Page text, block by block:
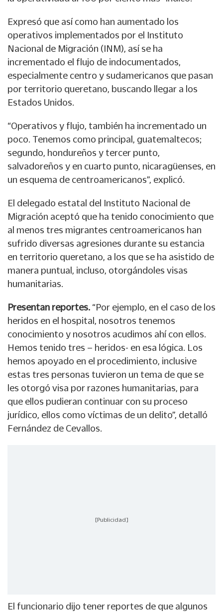
Expresó que así como han aumentado los
operativos implementados por el Instituto
Nacional de Migración (INM), así se ha
incrementado el flujo de indocumentados,
especialmente centro y sudamericanos que pasan
por territorio queretano, buscando llegar a los
Estados Unidos.
“Operativos y flujo, también ha incrementado un
poco. Tenemos como principal, guatemaltecos;
segundo, hondureños y tercer punto,
salvadoreños y en cuarto punto, nicaragüenses, en
un esquema de centroamericanos”, explicó.
El delegado estatal del Instituto Nacional de
Migración aceptó que ha tenido conocimiento que
al menos tres migrantes centroamericanos han
sufrido diversas agresiones durante su estancia
en territorio queretano, a los que se ha asistido de
manera puntual, incluso, otorgándoles visas
humanitarias.
Presentan reportes. “Por ejemplo, en el caso de los
heridos en el hospital, nosotros tenemos
conocimiento y nosotros acudimos ahí con ellos.
Hemos tenido tres – heridos- en esa lógica. Los
hemos apoyado en el procedimiento, inclusive
estas tres personas tuvieron un tema de que se
les otorgó visa por razones humanitarias, para
que ellos pudieran continuar con su proceso
jurídico, ellos como víctimas de un delito”, detalló
Fernández de Cevallos.
[Publicidad]
El funcionario dijo tener reportes de que algunos